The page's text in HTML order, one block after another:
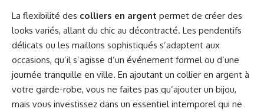
La flexibilité des colliers en argent permet de créer des
looks variés, allant du chic au décontracté. Les pendentifs
délicats ou les maillons sophistiqués s’adaptent aux
occasions, qu’il s’agisse d’un événement formel ou d’une
journée tranquille en ville. En ajoutant un collier en argent à
votre garde-robe, vous ne faites pas qu’ajouter un bijou,
mais vous investissez dans un essentiel intemporel qui ne